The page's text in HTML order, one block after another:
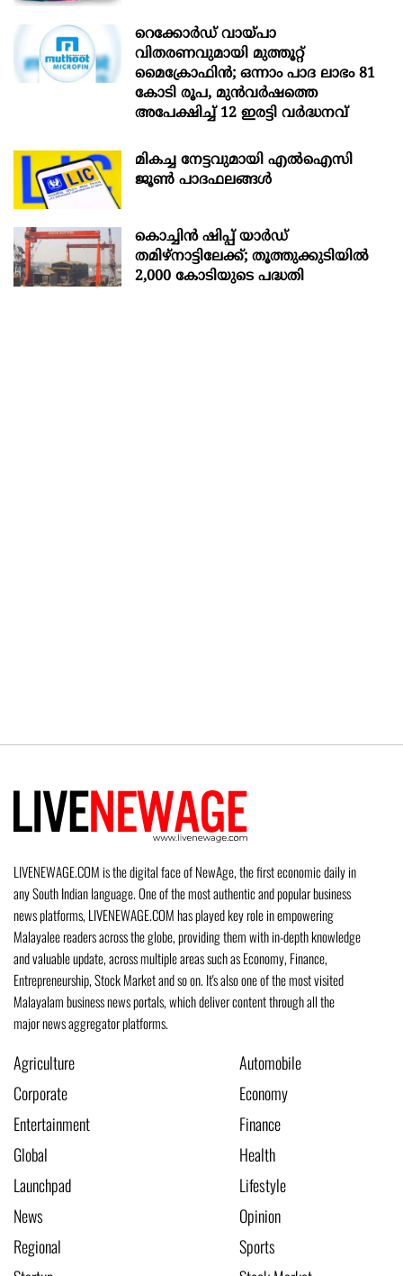
റെക്കോർഡ് വായ്പാ
വിതരണവുമായി മുത്തൂറ്റ്
മൈക്രോഫിൻ; ഒന്നാം പാദ ലാഭം 81
കോടി രൂപ, മുൻവർഷത്തെ
അപേക്ഷിച്ച് 12 ഇരട്ടി വർദ്ധനവ്
മികച്ച നേട്ടവുമായി എൽഐസി
ജൂൺ പാദഫലങ്ങൾ
കൊച്ചിന്‍ ഷിപ്പ് യാർഡ്
തമിഴ്നാട്ടിലേക്ക്; തൂത്തുക്കുടിയിൽ
2,000 കോടിയുടെ പദ്ധതി
LIVENEWAGE.COM is the digital face of NewAge, the first economic daily in
any South Indian language. One of the most authentic and popular business
news platforms, LIVENEWAGE.COM has played key role in empowering
Malayalee readers across the globe, providing them with in-depth knowledge
and valuable update, across multiple areas such as Economy, Finance,
Entrepreneurship, Stock Market and so on. It's also one of the most visited
Malayalam business news portals, which deliver content through all the
major news aggregator platforms.
Agriculture
Automobile
Corporate
Economy
Entertainment
Finance
Global
Health
Launchpad
Lifestyle
News
Opinion
Regional
Sports